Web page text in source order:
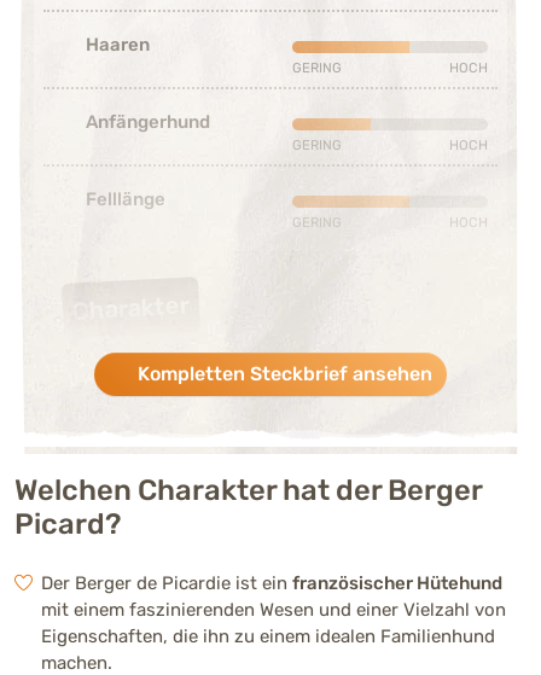
Haaren
Mittelmäßig ausgeprägt (3
GERING HOCH
Anfängerhund
Schwach ausgeprägt (2 von
GERING HOCH
Felllänge
Mittelmäßig ausgeprägt (3
GERING HOCH
Charakter
Verspieltheit
Stark ausgeprägt (4 von 5)
Menschenbezogenhei
Stark ausgeprägt (4 von 5)
Mittelmäßig ausgeprägt (3
Trainierbarkeit
Mittelmäßig ausgeprägt (3
Kompletten Steckbrief ansehen
Welchen Charakter hat der Berger
Picard?
Der Berger de Picardie ist ein französischer Hütehund
mit einem faszinierenden Wesen und einer Vielzahl von
Eigenschaften, die ihn zu einem idealen Familienhund
machen.